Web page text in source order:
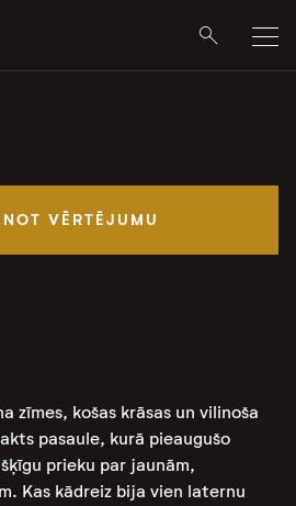
VĒRTĒJUMU
zīmes, košas krāsas un vilinoša
pasaule, kurā pieaugušo
prieku par jaunām,
Kas kādreiz bija vien laternu